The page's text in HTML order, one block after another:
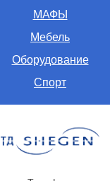
МАФЫ
Мебель
Оборудование
Спорт